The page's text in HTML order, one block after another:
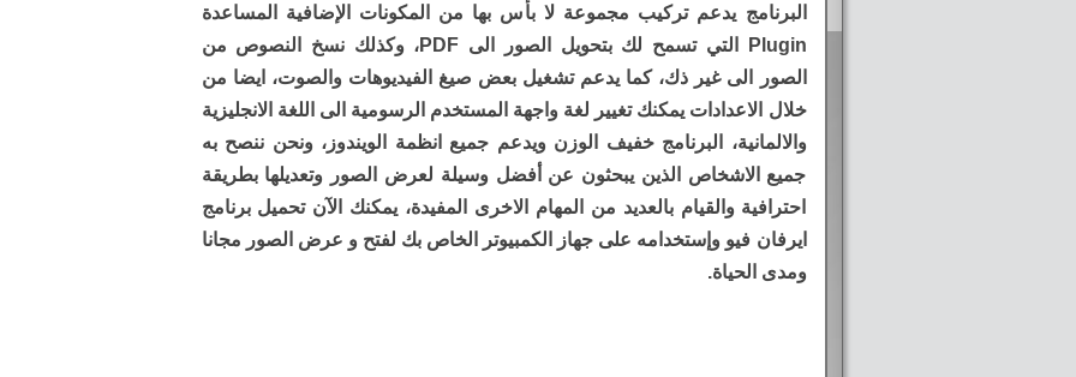
البرنامج يدعم تركيب مجموعة لا بأس بها من المكونات الإضافية المساعدة
Plugin التي تسمح لك بتحويل الصور الى PDF، وكذلك نسخ النصوص من
الصور الى غير ذك، كما يدعم تشغيل بعض صيغ الفيديوهات والصوت، ايضا من
خلال الاعدادات يمكنك تغيير لغة واجهة المستخدم الرسومية الى اللغة الانجليزية
والالمانية، البرنامج خفيف الوزن ويدعم جميع انظمة الويندوز، ونحن ننصح به
جميع الاشخاص الذين يبحثون عن أفضل وسيلة لعرض الصور وتعديلها بطريقة
احترافية والقيام بالعديد من المهام الاخرى المفيدة، يمكنك الآن تحميل برنامج
ايرفان فيو وإستخدامه على جهاز الكمبيوتر الخاص بك لفتح و عرض الصور مجانا
ومدى الحياة.